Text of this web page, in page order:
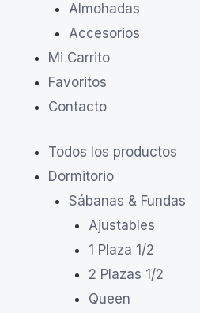
Almohadas
Accesorios
Mi Carrito
Favoritos
Contacto
Todos los productos
Dormitorio
Sábanas & Fundas
Ajustables
1 Plaza 1/2
2 Plazas 1/2
Queen